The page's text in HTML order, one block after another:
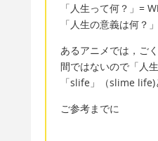
「人生って何？」=
「人生の意義は何
あるアニメでは，ご
間ではないので「人
「slife」（slime life)
ご参考までに